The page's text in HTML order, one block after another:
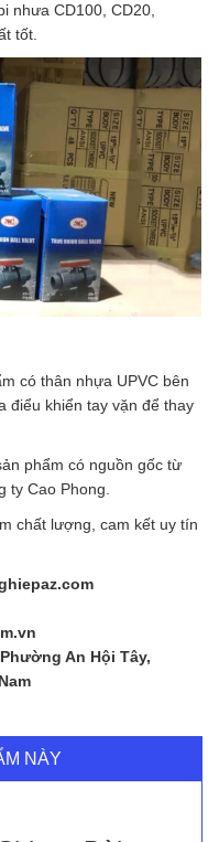
nhưa CD100, CD20,
tốt.
có thân nhựa UPVC bên
điểu khiển tay vặn để thay
phẩm có nguồn gốc từ
ty Cao Phong.
chất lượng, cam kết uy tín
An Hội Tây,
NÀY